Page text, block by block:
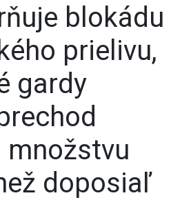
prielivu,
gardy
množstvu
doposiaľ